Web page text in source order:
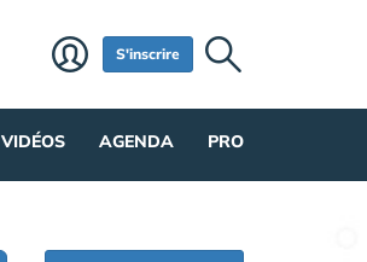
S'inscrire
VIDÉOS AGENDA PRO